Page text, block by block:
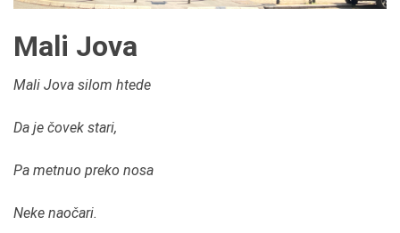
Mali Jova
Mali Jova silom htede
Da je čovek stari,
Pa metnuo preko nosa
Neke naočari.